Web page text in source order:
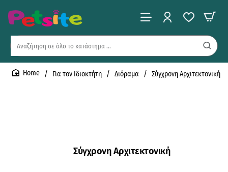
Αναζήτηση
όλο
το
Για τον Ιδιοκτήτη Διόραμα Σύγχρονη Αρχιτεκτονική
Σύγχρονη Αρχιτεκτονική